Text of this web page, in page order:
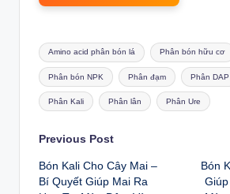
Tags:
Amino acid phân bón lá Phân bón hữu cơ
Phân bón NPK Phân đạm Phân DAP
Phân Kali Phân lân Phân Ure
Post
navigation
Previous Post
Bón Kali Cho Cây Mai –
Bí Quyết Giúp Mai Ra
Bón